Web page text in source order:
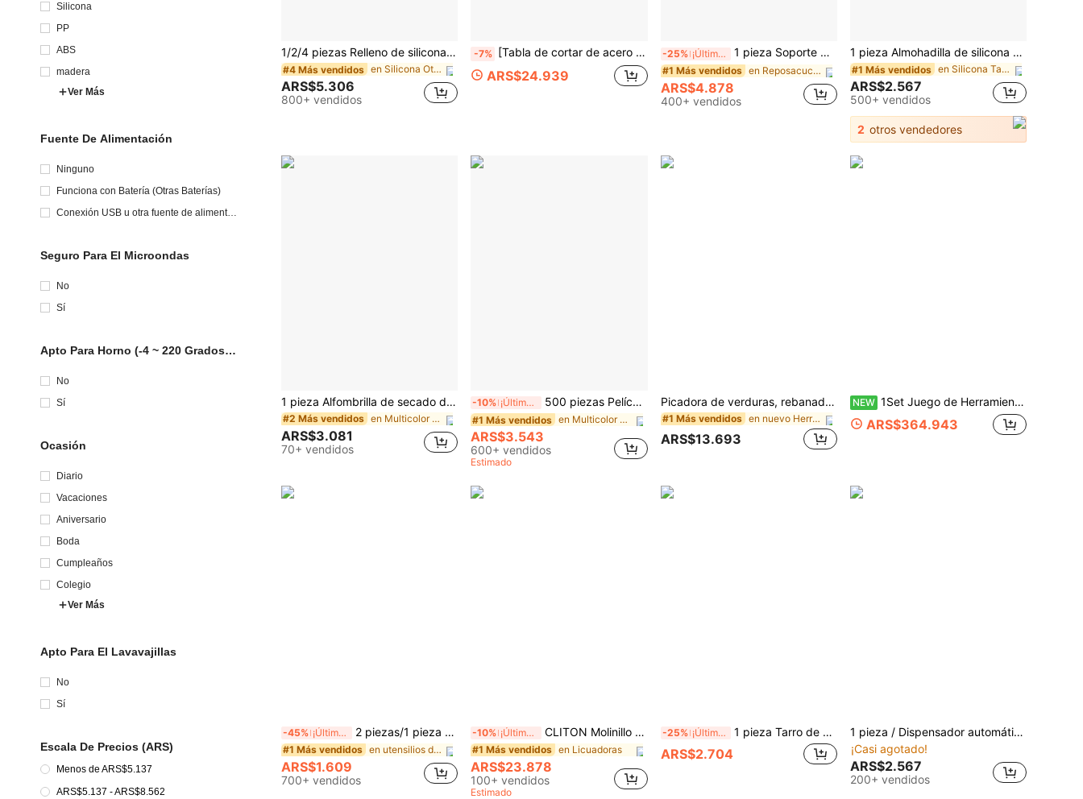
Silicona
PP
ABS
madera
Ver Más
Fuente De Alimentación
Ninguno
Funciona con Batería (Otras Baterías)
Conexión USB u otra fuente de alimentac
Seguro Para El Microondas
No
Sí
Apto Para Horno (-4 ~ 220 Grados
No
Sí
Ocasión
Diario
Vacaciones
Aniversario
Boda
Cumpleaños
Colegio
Ver Más
Apto Para El Lavavajillas
No
Sí
Escala De Precios (ARS)
Menos de ARS$5.137
ARS$5.137 - ARS$8.562
1/2/4 piezas Relleno de silicona resistente al calor para cocina, Cubierta de silicona para huecos de estufa, Tira de sellado suave anti-aceite para huecos de estufa de gas, Tapón de silicona para huecos de encimera de cocina, Tira flexible de relleno para espacio de estufa
#4 Más vendidos en Silicona Otras herramientas de cocina
ARS$5.306
800+ vendidos
-7% [Tabla de cortar de acero inoxidable] Tabla de cortar de acero inoxidable de alta calidad 2026 - Diseño de doble cara - Fácil de limpiar - Material resistente a la corrosión, apto para uso en interiores y exteriores - Herramienta de cocina esencial para el hogar, restaurante, camping, picnic
ARS$24.939
-25% ¡Últimos 2 días 1 pieza Soporte de tapa de olla práctico simple de cocina plegable
#1 Más vendidos en Reposacucharas y pinzas para ollas
ARS$4.878
400+ vendidos
1 pieza Almohadilla de silicona para grifo, diseño a prueba de salpicaduras y recortable con bordes estrechos, alfombrilla antideslizante para recoger el agua, accesorio flexible y duradero para el fregadero de la cocina, perfecto para el lavabo del baño y el fregadero de la cocina, ideal para uso diario en el hogar y protección de encimeras
#1 Más vendidos en Silicona Tapete de secado y tapete para secar p
ARS$2.567
500+ vendidos
2 otros vendedores
1 pieza Alfombrilla de secado de silicona para grifo, protector de salpicaduras de borde estrecho recortable, bandeja de drenaje trasera para grifo, adecuada para dispensador de jabón, accesorio multiusos para fregadero, se adapta a fregadero de cocina, baño y estante para platos, accesorio de decoración para el hogar impermeable y antidesbordamiento
#2 Más vendidos en Multicolor Tapete de secado y tapete para secar
ARS$3.081
70+ vendidos
-10% ¡Últimos 3 días 500 piezas Película elástica para conservación de alimentos - Cubiertas transparentes y elásticas para platos, reutilizables, multifuncionales, envoltorio de cocina sin olor, a prueba de polvo, adecuado para el hogar, restaurante, picnic - Se adapta a todos los tamaños de platos, esencial para picnic | Película de embalaje decorativa | Película de plástico reutilizable, película de plástico para alimentos, artículos esenciales de cocina
#1 Más vendidos en Multicolor Cubiertas para alimentos
ARS$3.543
600+ vendidos
Estimado
Picadora de verduras, rebanadora de verduras y frutas, rallador de alimentos, picadora de cebolla (con múltiples cuchillas intercambiables), picadora de patatas, suministros de cocina, utensilios de cocina
#1 Más vendidos en nuevo Herramientas y aparatos de cocina
ARS$13.693
NEW 1Set Juego de Herramientas Multifuncionales para Hacer Queso y Tofu, Incluye Cesta de Queso y Tapa, Prensa de Tofu con Filtro de Drenaje, Herramientas Prácticas para Hacer Queso en Casa, Accesorios de Cocina, Utensilios de Cocina, Cocinar, Accesorios de Cocina, Filtro, Hacer, Canal, Caja de Queso
ARS$364.943
-45% ¡Últimos 3 días 2 piezas/1 pieza Prensa y molinillo manual de ajo - Herramienta de cocina multifuncional, se puede usar para picar, rebanar y moler, adecuada para uso en el hogar, restaurante, exterior, viajes y camiones de comida, diseño portátil de mano, molinillo de plástico y dientes de ajo, suministros de cocina, suministros de cocina, artículos esenciales para viajes y exteriores, fácil de transportar, decoración del hogar, temporada de regreso a la escuela, regalo para mujeres, regalo para hombres
#1 Más vendidos en utensilios de cocina como regalo de papá Herram
ARS$1.609
700+ vendidos
-10% ¡Últimos 3 días CLITON Molinillo eléctrico de sal y pimienta con luz LED, molinillo de especias automático alimentado por batería, operación con una mano, recargable & grosor ajustable, salero y pimentero iluminado con LED, gadget de cocina práctico para el hogar, comedor & molienda diaria de especias
#1 Más vendidos en Licuadoras
(1000+)
ARS$23.878
100+ vendidos
Estimado
-25% ¡Últimos 3 días 1 pieza Tarro de miel con tapa de madera de acacia y palo de madera para remover y frasco sellado de vidrio de borosilicato de alta resistencia para almacenamiento de miel, alimentos, cocina, viajes, utensilios de cocina y herramientas
ARS$2.704
1 pieza / Dispensador automático de huevos giratorios organizador para refrigerador, bandeja portahuevos de 4 niveles ahorradora de espacio, sostiene 28 huevos, estante de almacenamiento de huevos de plástico para refrigerador, mostrador, gabinete de cocina
¡Casi agotado!
ARS$2.567
200+ vendidos